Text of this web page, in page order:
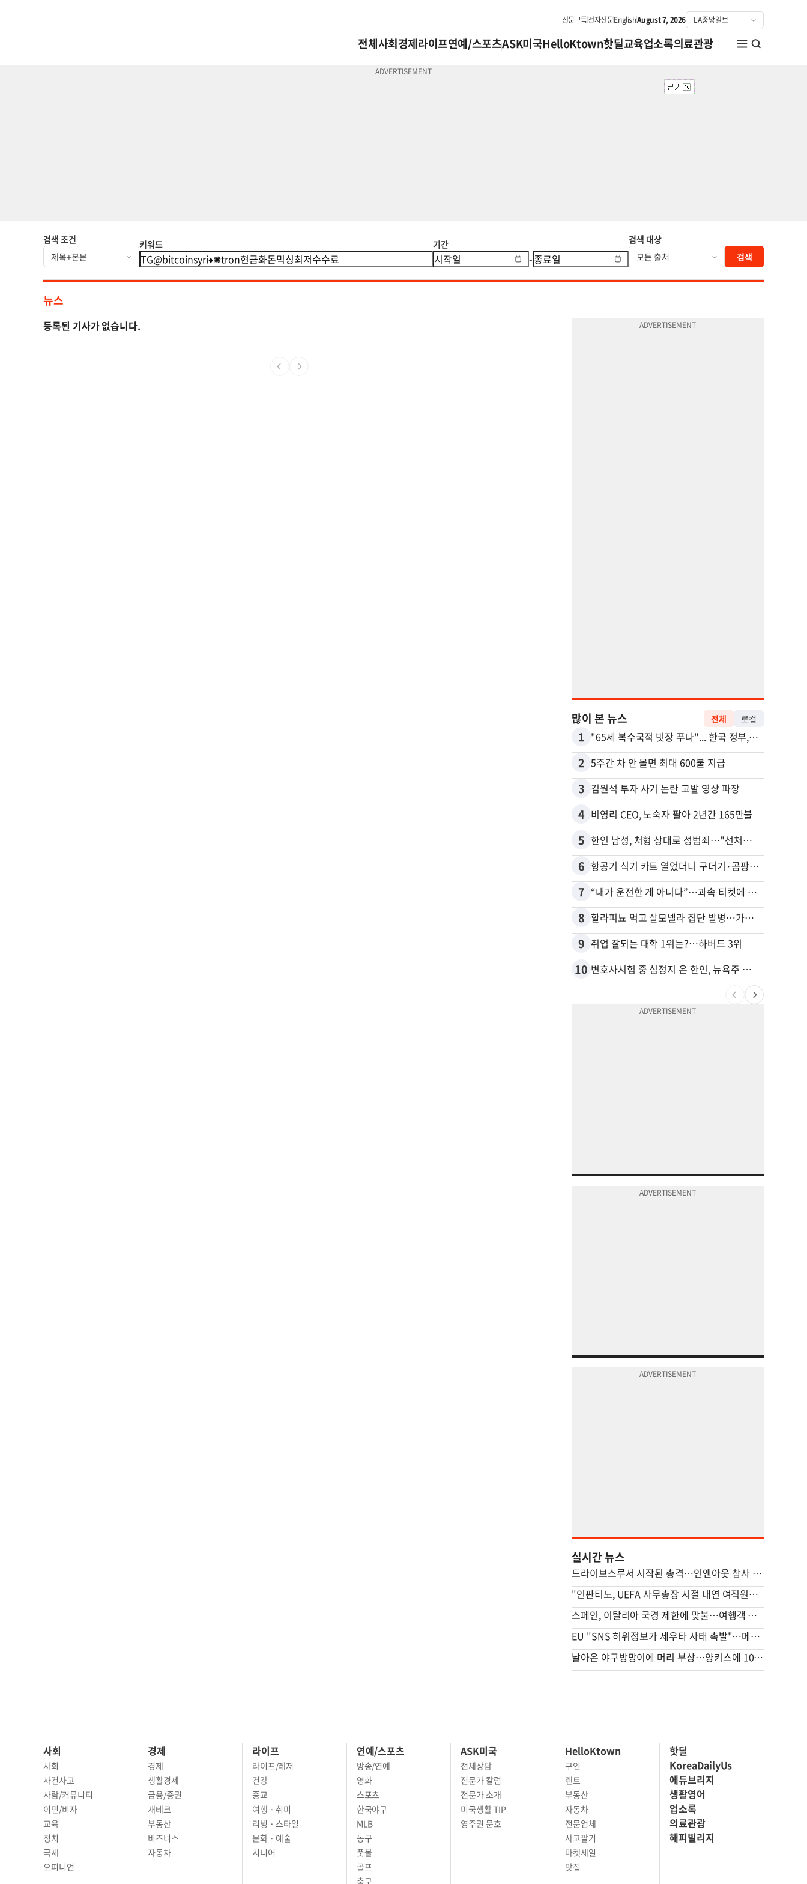
신문구독전자신문EnglishAugust 7, 2026
전체사회경제라이프연예/스포츠ASK미국HelloKtown핫딜교육업소록의료관광
검색 조건 키워드 기간
-
검색 대상
검색
뉴스
등록된 기사가 없습니다.
많이 본 뉴스 전체 로컬
1 "65세 복수국적 빗장 푸나"... 한국 정부, 연령 완화 전면 추진
2 5주간 차 안 몰면 최대 600불 지급
3 김원석 투자 사기 논란 고발 영상 파장
4 비영리 CEO, 노숙자 팔아 2년간 165만불
5 한인 남성, 처형 상대로 성범죄…"선처해줬더니 배신자 취급"
6 항공기 식기 카트 열었더니 구더기·곰팡이…LAX 기내식 업체 논란
7 “내가 운전한 게 아니다”…과속 티켓에 오토파일럿 탓한 운전자
8 할라피뇨 먹고 살모넬라 집단 발병…가주 등 27개 주 확산
9 취업 잘되는 대학 1위는?…하버드 3위
10 변호사시험 중 심정지 온 한인, 뉴욕주 제소
실시간 뉴스
드라이브스루서 시작된 총격…인앤아웃 참사 영상 공개
"인판티노, UEFA 사무총장 시절 내연 여직원에 특혜 의혹"
스페인, 이탈리아 국경 제한에 맞불…여행객 한달동안 검문
EU "SNS 허위정보가 세우타 사태 촉발"…메타·틱톡에 대응 촉구
날아온 야구방망이에 머리 부상…양키스에 1000만불 소송
사회
사회
사건사고
사람/커뮤니티
이민/비자
교육
정치
국제
오피니언
경제
경제
생활경제
금융/증권
재테크
부동산
비즈니스
자동차
라이프
라이프/레저
건강
종교
여행 · 취미
리빙 · 스타일
문화 · 예술
시니어
연예/스포츠
방송/연예
영화
스포츠
한국야구
MLB
농구
풋볼
골프
축구
ASK미국
전체상담
전문가 칼럼
전문가 소개
미국생활 TIP
영주권 문호
HelloKtown
구인
렌트
부동산
자동차
전문업체
사고팔기
마켓세일
맛집
핫딜
KoreaDailyUs
에듀브리지
생활영어
업소록
의료관광
해피빌리지